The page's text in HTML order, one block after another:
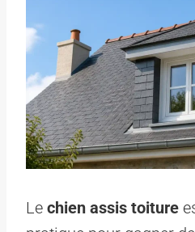
Le chien assis toiture